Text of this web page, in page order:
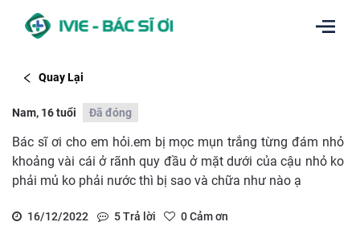
Quay Lại
Nam, 16 tuổi Đã đóng
Bác sĩ ơi cho em hỏi.em bị mọc mụn trắng từng đám nhỏ
khoảng vài cái ở rãnh quy đầu ở mặt dưới của cậu nhỏ ko
phải mủ ko phải nước thì bị sao và chữa như nào ạ
16/12/2022 5Trả lời 0Cảm ơn